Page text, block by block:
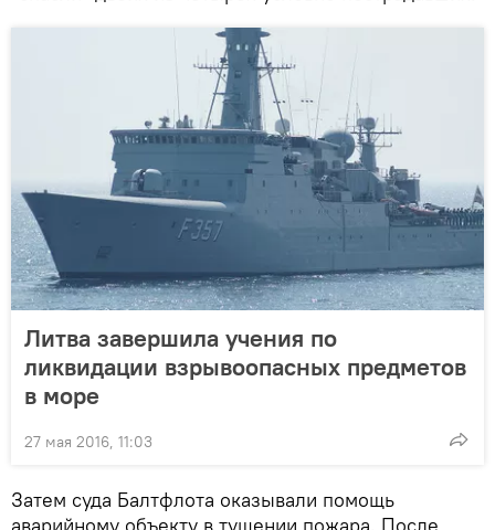
Литва завершила учения по
ликвидации взрывоопасных предметов
в море
27 мая 2016, 11:03
Затем суда Балтфлота оказывали помощь
аварийному объекту в тушении пожара. После